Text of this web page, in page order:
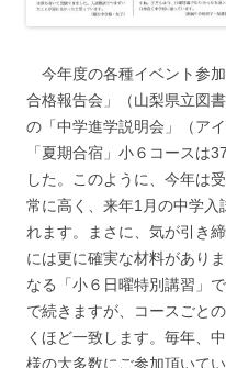
今年度の各種イベント参加
合格報告会」（山梨県立図
の「中学進学説明会」（ア
「夏期合宿」小６コースは
した。このように、今年は
常に高く、来年1月の中学入
れます。まさに、気が引き締
には更に確実な材料があり
なる「小６日曜特別講習」
で続きますが、コースごと
くほど一致します。毎年、
様の大多数にご参加頂いて